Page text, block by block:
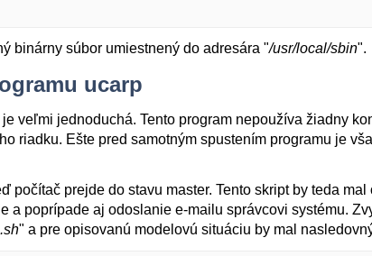
binárny súbor umiestnený do adresára "/usr/local/sbin".
ucarp
veľmi jednoduchá. Tento program nepoužíva žiadny
riadku. Ešte pred samotným spustením programu je
počítač prejde do stavu master. Tento skript by teda
a poprípade aj odoslanie e-mailu správcovi systému.
" a pre opisovanú modelovú situáciu by mal